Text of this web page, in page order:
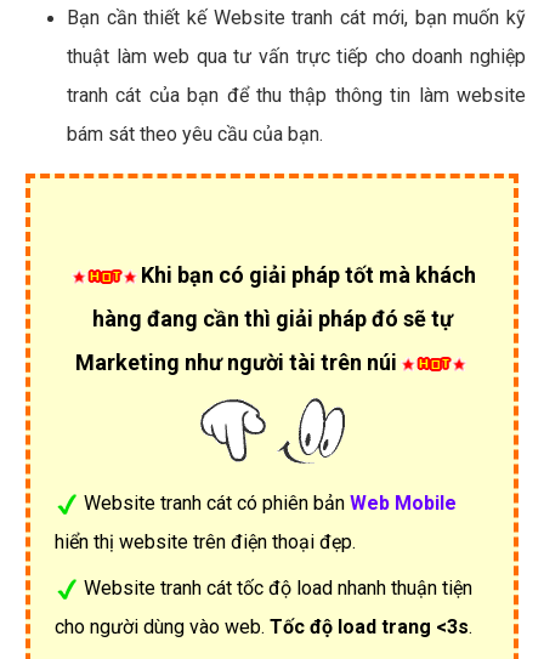
Bạn cần thiết kế Website tranh cát mới, bạn muốn kỹ
thuật làm web qua tư vấn trực tiếp cho doanh nghiệp
tranh cát của bạn để thu thập thông tin làm website
bám sát theo yêu cầu của bạn.
Khi bạn có giải pháp tốt mà khách
hàng đang cần thì giải pháp đó sẽ tự
Marketing như người tài trên núi
Website tranh cát có phiên bản Web Mobile
hiển thị website trên điện thoại đẹp.
Website tranh cát tốc độ load nhanh thuận tiện
cho người dùng vào web. Tốc độ load trang <3s.